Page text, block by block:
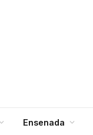
Ensenada